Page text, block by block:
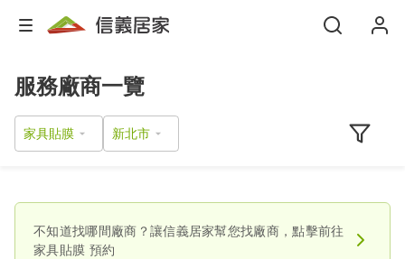
服務廠商一覽
家具貼膜
不知道找哪間廠商？讓信義居家幫您找廠商，點擊前往
家具貼膜 預約